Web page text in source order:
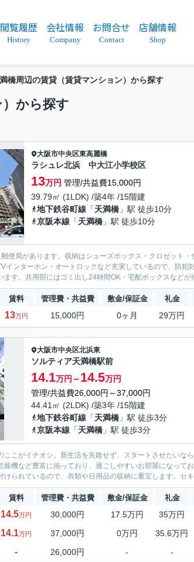
閲覧履歴
History
会社情報
Company
お問合せ
Contact
店舗情報
Shop
満橋周辺の賃貸（賃貸マンション）から探す
）から探す
大阪市中央区東高麗橋
ラシュレ北浜 中大江小学校区
13万円 管理/共益費15,000円
39.79㎡ (1LDK) /築4年 /15階建
地下鉄谷町線 「天満橋 」駅 徒歩10分
京阪本線 「天満橋 」駅 徒歩10分
便局があります。収納はシューズボックス・クロゼット
インターホン・オートロックなど充実しているので、防
ます。共用部にはゴミ出し24時間OK・宅配ボックスなど
賃料 管理費・共益費 敷金/保証金 礼金
13万円 15,000円 0ヶ月 29万円
大阪市中央区北浜東
ソルティア天満橋駅前
14.1万円～14.5万円
管理/共益費26,000円～37,000円
44.41㎡ (2LDK) /築3年 /15階建
地下鉄谷町線 「天満橋 」駅 徒歩3分
京阪本線 「天満橋 」駅 徒歩3分
ここがイチオシ。新生活を失敗せず、スタートさせたい
燥機など豊富に揃っており、過ごしやすいお部屋になって
けられているので、衣類や日用品の収納に重宝します。セ
賃料 管理費・共益費 敷金/保証金 礼金
14.5万円 30,000円 17.5万円 35万円
14.1万円 37,000円 0万円 35.6万円
- 26,000円 - -